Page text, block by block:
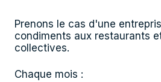
Prenons le cas d'une
condiments aux restaurants
collectives.
Chaque mois :